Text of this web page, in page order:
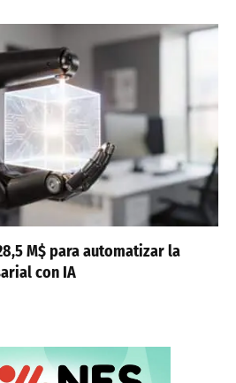
M$ para automatizar la
con IA